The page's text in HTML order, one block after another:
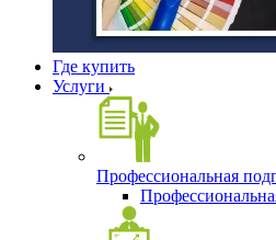
Где купить
Услуги
Профессиональная